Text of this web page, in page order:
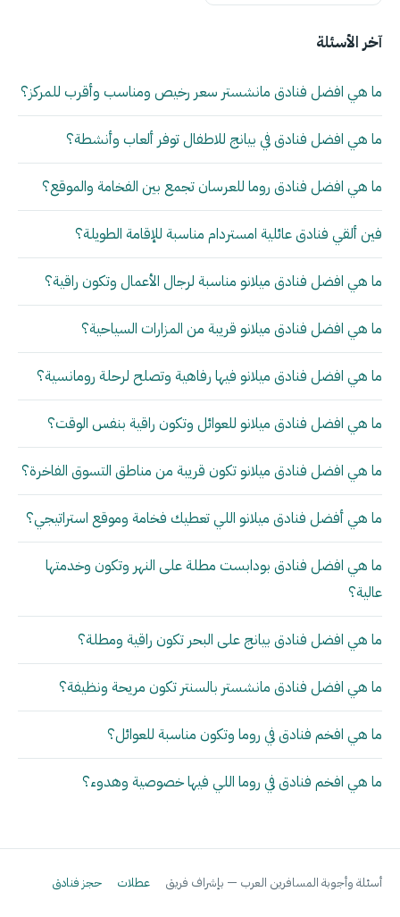
آخر الأسئلة
ما هي افضل فنادق مانشستر سعر رخيص ومناسب وأقرب للمركز؟
ما هي افضل فنادق في بيانج للاطفال توفر ألعاب وأنشطة؟
ما هي افضل فنادق روما للعرسان تجمع بين الفخامة والموقع؟
فين ألقي فنادق عائلية امستردام مناسبة للإقامة الطويلة؟
ما هي افضل فنادق ميلانو مناسبة لرجال الأعمال وتكون راقية؟
ما هي افضل فنادق ميلانو قريبة من المزارات السياحية؟
ما هي افضل فنادق ميلانو فيها رفاهية وتصلح لرحلة رومانسية؟
ما هي افضل فنادق ميلانو للعوائل وتكون راقية بنفس الوقت؟
ما هي افضل فنادق ميلانو تكون قريبة من مناطق التسوق الفاخرة؟
ما هي أفضل فنادق ميلانو اللي تعطيك فخامة وموقع استراتيجي؟
ما هي افضل فنادق بودابست مطلة على النهر وتكون وخدمتها
عالية؟
ما هي افضل فنادق بيانج على البحر تكون راقية ومطلة؟
ما هي افضل فنادق مانشستر بالسنتر تكون مريحة ونظيفة؟
ما هي افخم فنادق في روما وتكون مناسبة للعوائل؟
ما هي افخم فنادق في روما اللي فيها خصوصية وهدوء؟
أسئلة وأجوبة المسافرين العرب — بإشراف فريق عطلات حجز فنادق